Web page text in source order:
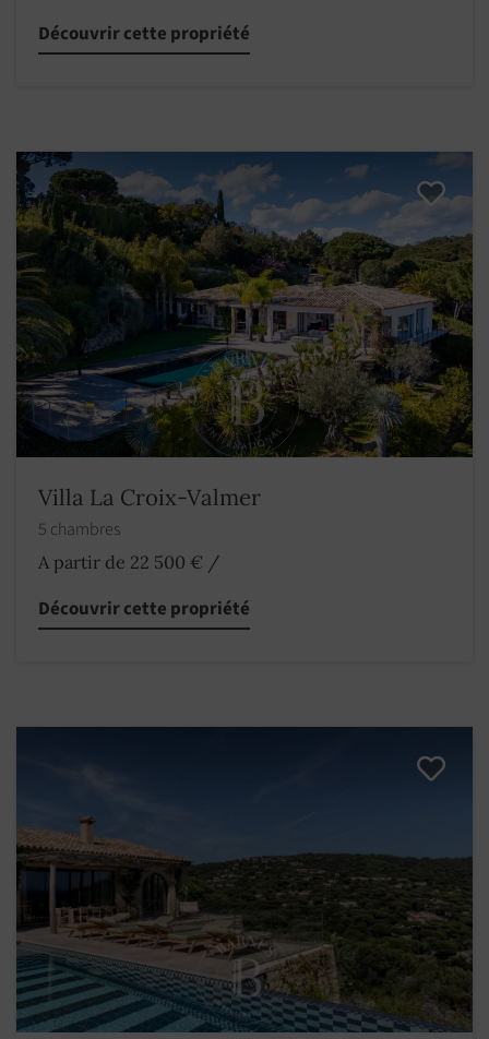
Découvrir cette propriété
Villa La Croix-Valmer
5 chambres
A partir de 22 500 € /
Découvrir cette propriété